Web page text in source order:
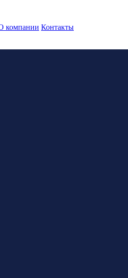
компании Контакты